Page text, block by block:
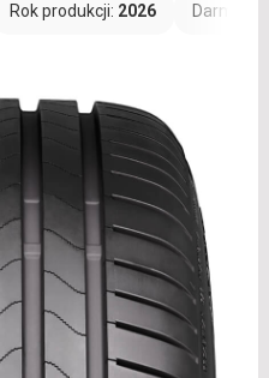
Rok produkcji: 2026